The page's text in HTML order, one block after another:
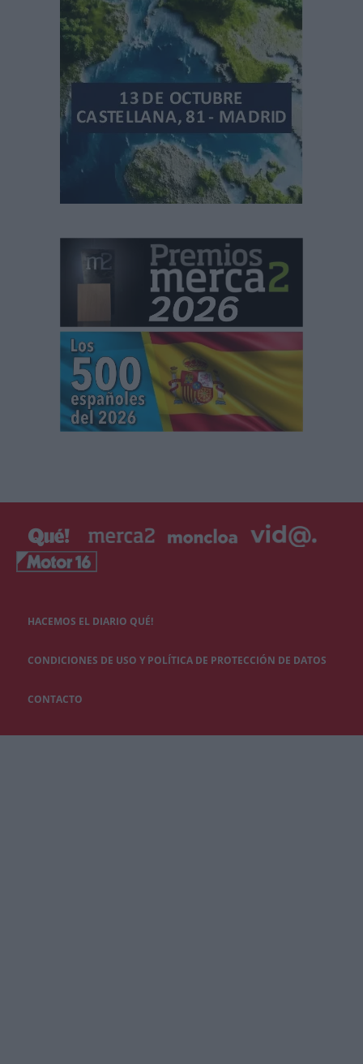
HACEMOS EL DIARIO QUÉ!
CONDICIONES DE USO Y POLÍTICA DE PROTECCIÓN DE DATOS
CONTACTO